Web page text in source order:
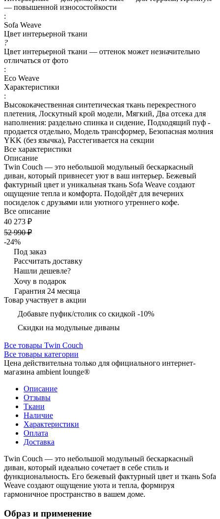
— повышенной износостойкости
:
Sofa Weave
Цвет интерьерной ткани
?
Цвет интерьерной ткани — оттенок может незначительно
отличаться от фото
:
Eco Weave
Характеристики
:
Высококачественная синтетическая ткань перекрестного
плетения, Лоскутный крой модели, Мягкий, Два отсека для
наполнения: раздельно спинка и сидение, Подходящий пуф -
продается отдельно, Модель трансформер, Безопасная молния
YKK (без язычка), Расстегивается на секции
Все характеристики
Описание
Twin Couch — это небольшой модульный бескаркасный
диван, который привнесет уют в ваш интерьер. Бежевый
фактурный цвет и уникальная ткань Sofa Weave создают
ощущение тепла и комфорта. Подойдёт для вечерних
посиделок с друзьями или уютного утреннего кофе.
Все описание
40 273 ₽
52 990 ₽
-24%
Под заказ
Рассчитать доставку
Нашли дешевле?
Хочу в подарок
Гарантия 24 месяца
Товар участвует в акции
Добавьте пуфик/столик со скидкой -10%
Скидки на модульные диваны
Все товары Twin Couch
Все товары категории
Цена действительна только для официального интернет-
магазина ambient lounge®
Описание
Отзывы
Ткани
Наличие
Характеристики
Оплата
Доставка
Twin Couch — это небольшой модульный бескаркасный
диван, который идеально сочетает в себе стиль и
функциональность. Его бежевый фактурный цвет и ткань Sofa
Weave создают ощущение уюта и тепла, формируя
гармоничное пространство в вашем доме.
Образ и применение